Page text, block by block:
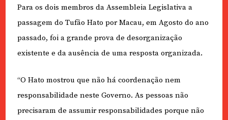
Para os dois membros da Assembleia Legislativa a
passagem do Tufão Hato por Macau, em Agosto do ano
passado, foi a grande prova de desorganização
existente e da ausência de uma resposta organizada.
“O Hato mostrou que não há coordenação nem
responsabilidade neste Governo. As pessoas não
precisaram de assumir responsabilidades porque não